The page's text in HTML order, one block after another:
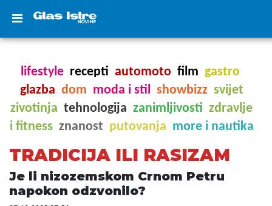
lifestyle recepti automoto film gastro
glazba dom moda i stil showbizz svijet
zivotinja tehnologija zanimljivosti zdravlje
i fitness znanost putovanja more i nautika
TRADICIJA ILI RASIZAM
Je li nizozemskom Crnom Petru
napokon odzvonilo?